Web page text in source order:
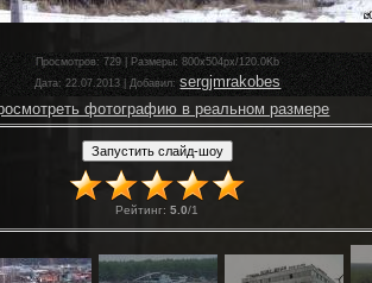
Просмотров: 729 | Размеры: 800x504px/120.0Kb
Дата: 22.07.2013 | Добавил:sergjmrakobes
фотографию в реальном размере
Рейтинг:5.0/1